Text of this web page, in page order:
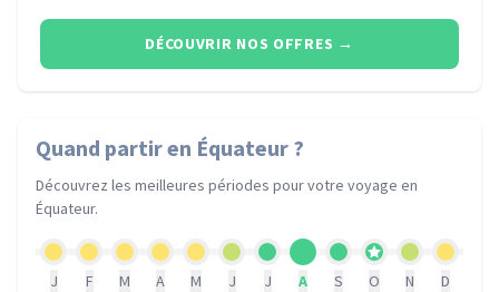
DÉCOUVRIR NOS OFFRES →
Quand partiren Équateur ?
Découvrez les meilleures périodes pour votre voyage en
Équateur.
J F M A M J J A S O N D